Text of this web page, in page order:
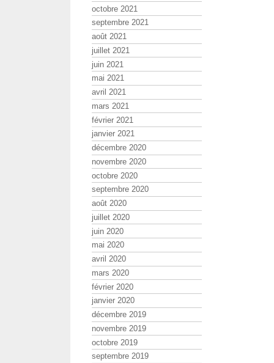
octobre 2021
septembre 2021
août 2021
juillet 2021
juin 2021
mai 2021
avril 2021
mars 2021
février 2021
janvier 2021
décembre 2020
novembre 2020
octobre 2020
septembre 2020
août 2020
juillet 2020
juin 2020
mai 2020
avril 2020
mars 2020
février 2020
janvier 2020
décembre 2019
novembre 2019
octobre 2019
septembre 2019